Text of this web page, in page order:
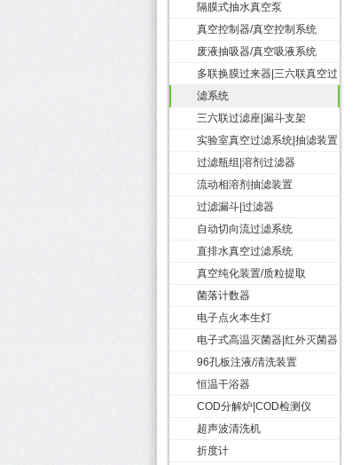
隔膜式抽水真空泵
真空控制器/真空控制系统
废液抽吸器/真空吸液系统
多联换膜过来器|三六联真空过
滤系统
三六联过滤座|漏斗支架
实验室真空过滤系统|抽滤装置
过滤瓶组|溶剂过滤器
流动相溶剂抽滤装置
过滤漏斗|过滤器
自动切向流过滤系统
直排水真空过滤系统
真空纯化装置/质粒提取
菌落计数器
电子点火本生灯
电子式高温灭菌器|红外灭菌器
96孔板注液/清洗装置
恒温干浴器
COD分解炉|COD检测仪
超声波清洗机
折度计